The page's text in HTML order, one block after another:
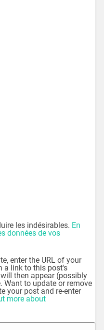
les indésirables. En
données de vos
enter the URL of your
a link to this post's
then appear (possibly
Want to update or remove
your post and re-enter
more about